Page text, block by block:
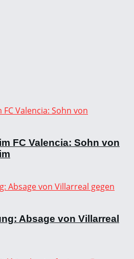
FC Valencia: Sohn von
Absage von Villarreal